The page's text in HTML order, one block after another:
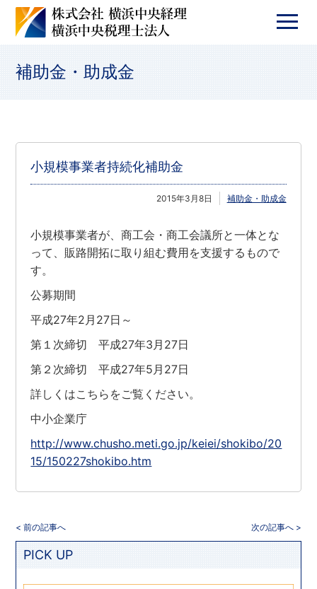
補助金・助成金
小規模事業者持続化補助金
2015年3月8日 補助金・助成金
小規模事業者が、商工会・商工会議所と一体とな
って、販路開拓に取り組む費用を支援するもので
す。
公募期間
平成27年2月27日～
第１次締切 平成27年3月27日
第２次締切 平成27年5月27日
詳しくはこちらをご覧ください。
中小企業庁
http://www.chusho.meti.go.jp/keiei/shokibo/20
15/150227shokibo.htm
< 前の記事へ 次の記事へ >
PICK UP